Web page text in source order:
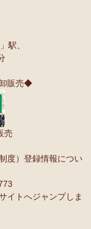
ズ（縦長・横長）
作品 新入荷！作家
・アーティスト
◇ハイクオリティ
ーナッツ ワケあ
ー『ティンガテ
ツへのご感想
で、『しんぞうと
っと言う間に満開
も、面白すぎる
ご感想
がとうございま
駅、
販売◆
売
度）登録情報につい
イトへジャンプしま